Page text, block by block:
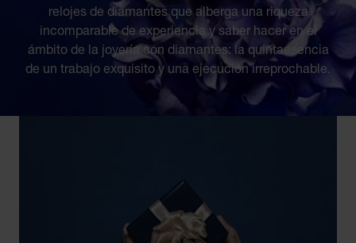
relojes de diamantes que alberga una riqueza
incomparable de experiencia y saber hacer en el
ámbito de la joyería con diamantes: la quintaesencia
de un trabajo exquisito y una ejecución irreprochable.